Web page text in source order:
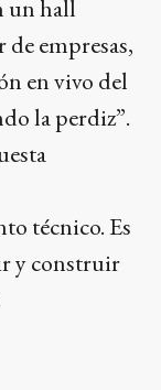
un hall
empresas,
en vivo del
la perdiz”.
técnico. Es
y construir